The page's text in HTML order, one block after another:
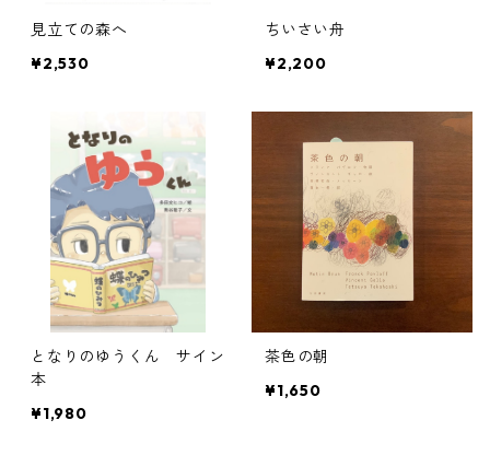
見立ての森へ
¥2,530
ちいさい舟
¥2,200
となりのゆうくん サイン
本
¥1,980
茶色の朝
¥1,650